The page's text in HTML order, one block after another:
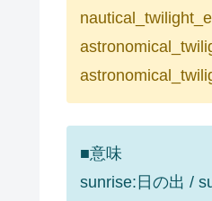
■意味
sunrise:日の出 /